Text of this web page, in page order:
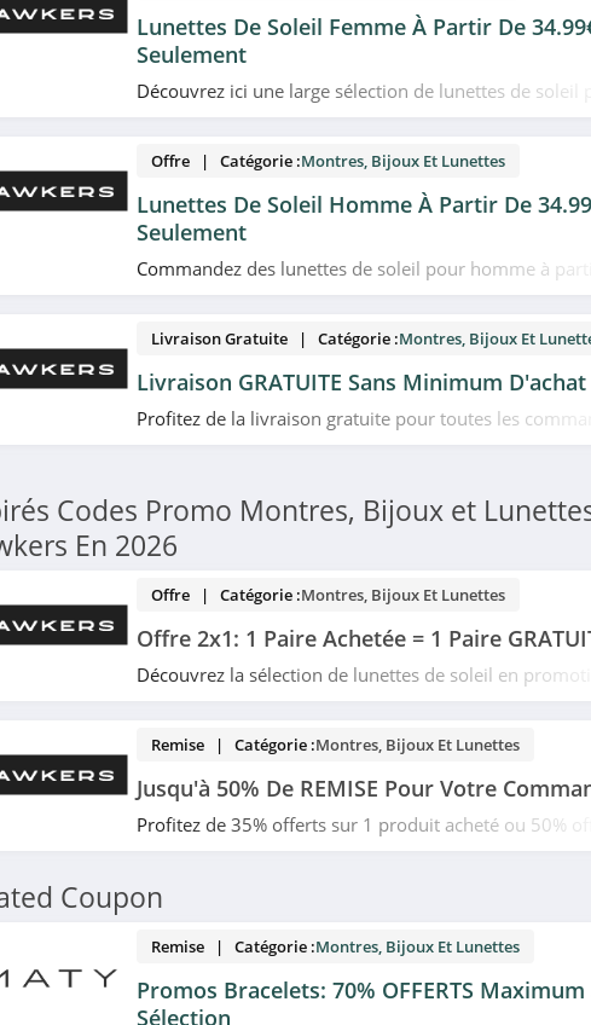
Lunettes De Soleil Femme À Partir De
Seulement
Découvrez ici une large sélection de lunettes de soleil
Offre | Catégorie :Montres, Bijoux Et Lunettes
Lunettes De Soleil Homme À Partir De
Seulement
Commandez des lunettes de soleil pour homme à
Livraison Gratuite | Catégorie :Montres, Bijoux Et
Livraison GRATUITE Sans Minimum D'achat
Profitez de la livraison gratuite pour toutes les
Codes Promo Montres, Bijoux et
En 2026
Offre | Catégorie :Montres, Bijoux Et Lunettes
Offre 2x1: 1 Paire Achetée = 1 Paire
Découvrez la sélection de lunettes de soleil en
Remise | Catégorie :Montres, Bijoux Et Lunettes
Jusqu'à 50% De REMISE Pour Votre
Profitez de 35% offerts sur 1 produit acheté ou 50%
Coupon
Remise | Catégorie :Montres, Bijoux Et Lunettes
Promos Bracelets: 70% OFFERTS
Sélection